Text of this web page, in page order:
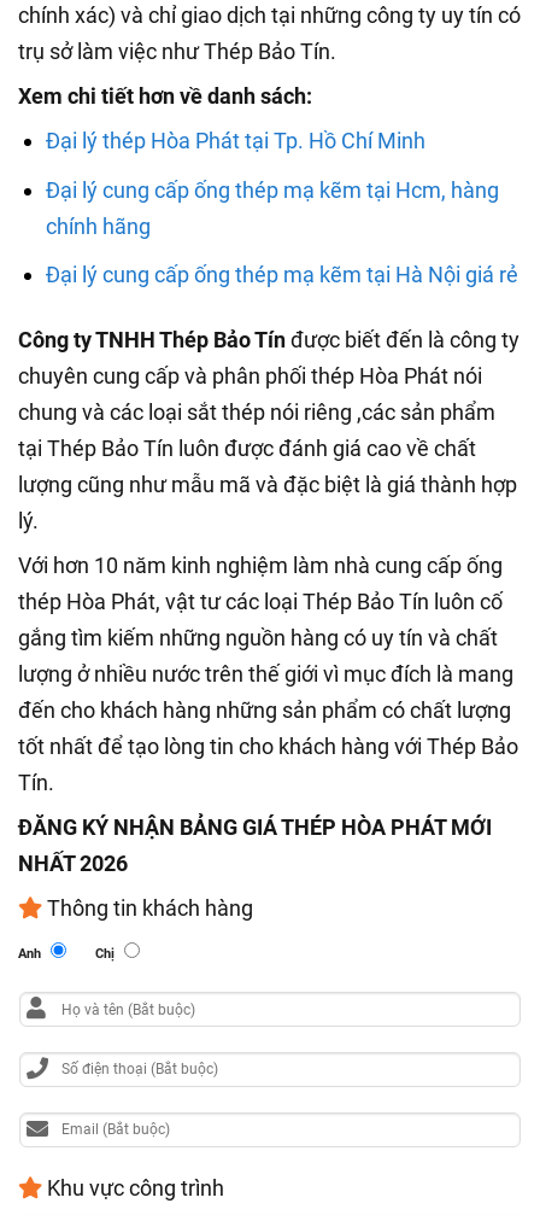
chính xác) và chỉ giao dịch tại những công ty uy tín có
trụ sở làm việc như Thép Bảo Tín.
Xem chi tiết hơn về danh sách:
Đại lý thép Hòa Phát tại Tp. Hồ Chí Minh
Đại lý cung cấp ống thép mạ kẽm tại Hcm, hàng
chính hãng
Đại lý cung cấp ống thép mạ kẽm tại Hà Nội giá rẻ
Công ty TNHH Thép Bảo Tínđược biết đến là công ty
chuyên cung cấp và phân phối thép Hòa Phát nói
chung và các loại sắt thép nói riêng ,các sản phẩm
tại Thép Bảo Tín luôn được đánh giá cao về chất
lượng cũng như mẫu mã và đặc biệt là giá thành hợp
lý.
Với hơn 10 năm kinh nghiệm làm nhà cung cấp ống
thép Hòa Phát, vật tư các loại Thép Bảo Tín luôn cố
gắng tìm kiếm những nguồn hàng có uy tín và chất
lượng ở nhiều nước trên thế giới vì mục đích là mang
đến cho khách hàng những sản phẩm có chất lượng
tốt nhất để tạo lòng tin cho khách hàng với Thép Bảo
Tín.
ĐĂNG KÝ NHẬN BẢNG GIÁ THÉP HÒA PHÁT MỚI
NHẤT 2026
Thông tin khách hàng
Anh Chị
Khu vực công trình